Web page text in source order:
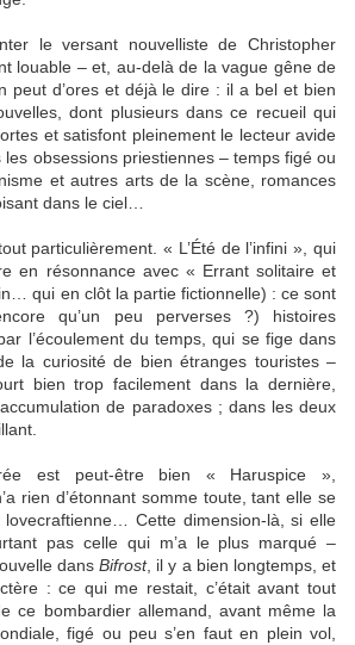
le versant nouvelliste de Christopher
louable – et, au-delà de la vague gêne de
peut d’ores et déjà le dire : il a bel et bien
dont plusieurs dans ce recueil qui
et satisfont pleinement le lecteur avide
obsessions priestiennes – temps figé ou
et autres arts de la scène, romances
dans le ciel…
particulièrement. « L’Été de l’infini », qui
en résonnance avec « Errant solitaire et
qui en clôt la partie fictionnelle) : ce sont
qu’un peu perverses ?) histoires
l’écoulement du temps, qui se fige dans
la curiosité de bien étranges touristes –
bien trop facilement dans la dernière,
de paradoxes ; dans les deux
est peut-être bien « Haruspice »,
rien d’étonnant somme toute, tant elle se
lovecraftienne… Cette dimension-là, si elle
pas celle qui m’a le plus marqué –
dans Bifrost, il y a bien longtemps, et
: ce qui me restait, c’était avant tout
ce bombardier allemand, avant même la
figé ou peu s’en faut en plein vol,